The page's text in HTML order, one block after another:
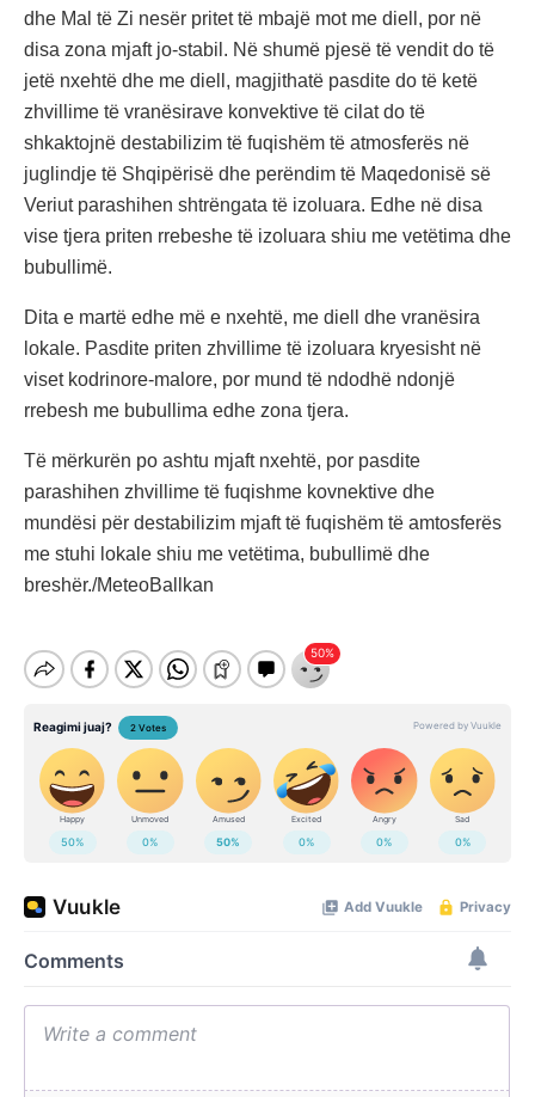
dhe Mal të Zi nesër pritet të mbajë mot me diell, por në
disa zona mjaft jo-stabil. Në shumë pjesë të vendit do të
jetë nxehtë dhe me diell, magjithatë pasdite do të ketë
zhvillime të vranësirave konvektive të cilat do të
shkaktojnë destabilizim të fuqishëm të atmosferës në
juglindje të Shqipërisë dhe perëndim të Maqedonisë së
Veriut parashihen shtrëngata të izoluara. Edhe në disa
vise tjera priten rrebeshe të izoluara shiu me vetëtima dhe
bubullimë.
Dita e martë edhe më e nxehtë, me diell dhe vranësira
lokale. Pasdite priten zhvillime të izoluara kryesisht në
viset kodrinore-malore, por mund të ndodhë ndonjë
rrebesh me bubullima edhe zona tjera.
Të mërkurën po ashtu mjaft nxehtë, por pasdite
parashihen zhvillime të fuqishme kovnektive dhe
mundësi për destabilizim mjaft të fuqishëm të amtosferës
me stuhi lokale shiu me vetëtima, bubullimë dhe
breshër./MeteoBallkan